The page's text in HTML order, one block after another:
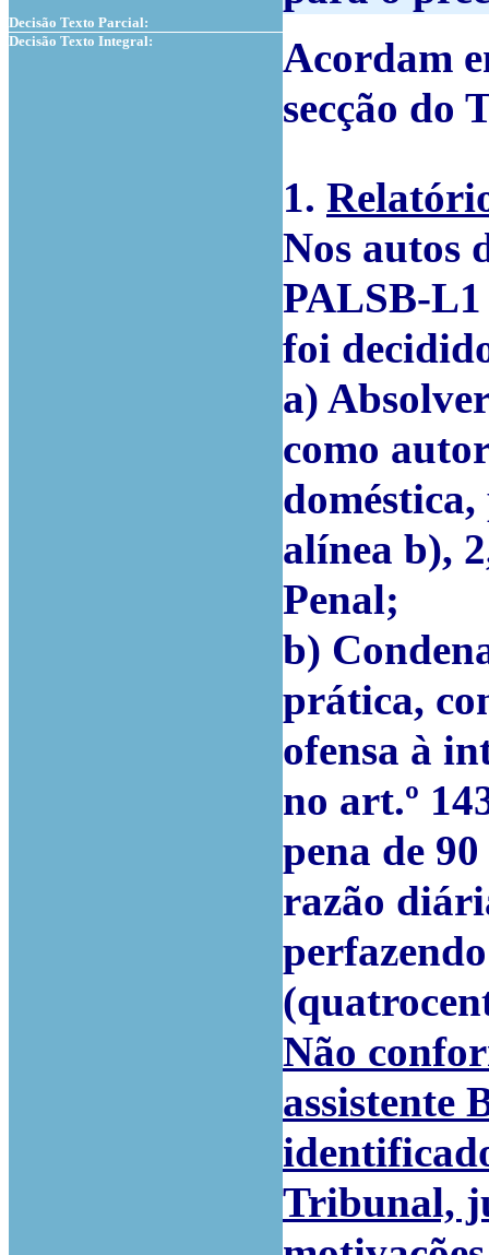
Decisão Texto Parcial:
Decisão Texto Integral:
Acordam
secção do
1.
Nos autos
PALSB-
foi
a)
como
doméstica,
alínea b),
Penal;
b)
prática,
ofensa à
no art.º
pena de
razão
Não
assistente
Tribunal,